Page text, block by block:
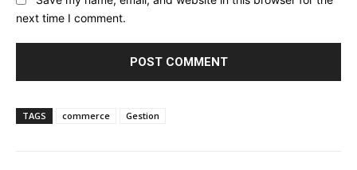
next time I comment.
TAGS commerce Gestion